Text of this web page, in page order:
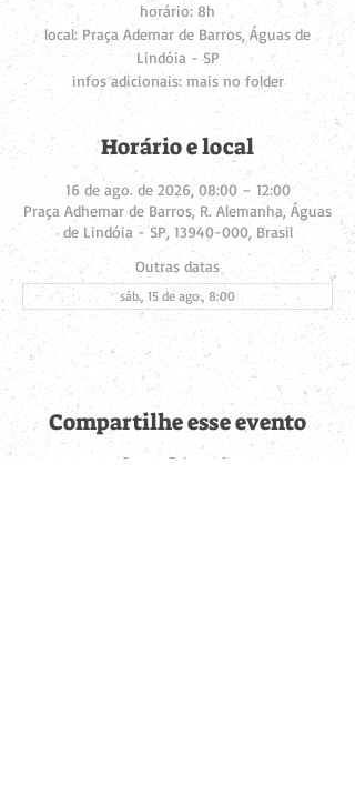
horário: 8h
local: Praça Ademar de Barros, Águas de
Lindóia - SP
infos adicionais: mais no folder
Horário e local
16 de ago. de 2026, 08:00 – 12:00
Praça Adhemar de Barros, R. Alemanha, Águas
de Lindóia - SP, 13940-000, Brasil
Outras datas
sáb., 15 de ago., 8:00
Compartilhe esse evento